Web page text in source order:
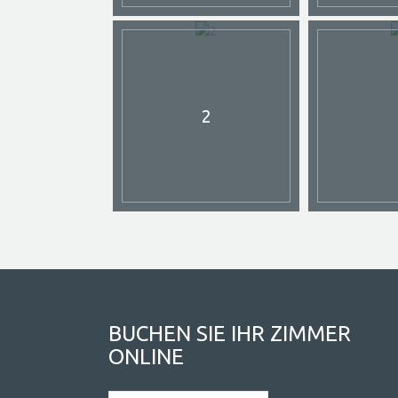
2
BUCHEN SIE IHR ZIMMER
ONLINE